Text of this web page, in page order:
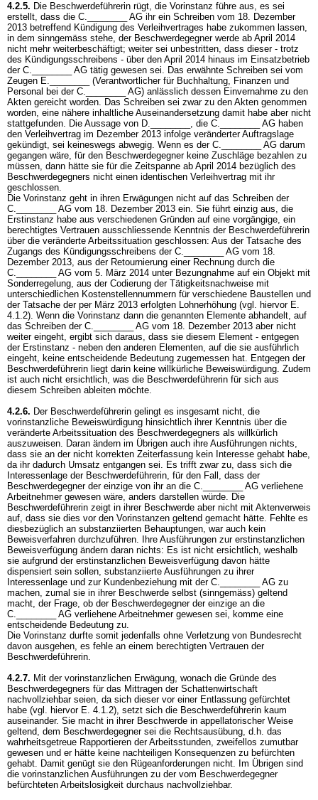
4.2.5. Die Beschwerdeführerin rügt, die Vorinstanz führe aus, es sei
erstellt, dass die C.________ AG ihr ein Schreiben vom 18. Dezember
2013 betreffend Kündigung des Verleihvertrages habe zukommen lassen,
in dem sinngemäss stehe, der Beschwerdegegner werde ab April 2014
nicht mehr weiterbeschäftigt; weiter sei unbestritten, dass dieser - trotz
des Kündigungsschreibens - über den April 2014 hinaus im Einsatzbetrieb
der C.________ AG tätig gewesen sei. Das erwähnte Schreiben sei vom
Zeugen E.________ (Verantwortlicher für Buchhaltung, Finanzen und
Personal bei der C.________ AG) anlässlich dessen Einvernahme zu den
Akten gereicht worden. Das Schreiben sei zwar zu den Akten genommen
worden, eine nähere inhaltliche Auseinandersetzung damit habe aber nicht
stattgefunden. Die Aussage von D.________, die C.________ AG haben
den Verleihvertrag im Dezember 2013 infolge veränderter Auftragslage
gekündigt, sei keineswegs abwegig. Wenn es der C.________ AG darum
gegangen wäre, für den Beschwerdegegner keine Zuschläge bezahlen zu
müssen, dann hätte sie für die Zeitspanne ab April 2014 bezüglich des
Beschwerdegegners nicht einen identischen Verleihvertrag mit ihr
geschlossen.
Die Vorinstanz geht in ihren Erwägungen nicht auf das Schreiben der
C.________ AG vom 18. Dezember 2013 ein. Sie führt einzig aus, die
Erstinstanz habe aus verschiedenen Gründen auf eine vorgängige, ein
berechtigtes Vertrauen ausschliessende Kenntnis der Beschwerdeführerin
über die veränderte Arbeitssituation geschlossen: Aus der Tatsache des
Zugangs des Kündigungsschreibens der C.________ AG vom 18.
Dezember 2013, aus der Retournierung einer Rechnung durch die
C.________ AG vom 5. März 2014 unter Bezungnahme auf ein Objekt mit
Sonderregelung, aus der Codierung der Tätigkeitsnachweise mit
unterschiedlichen Kostenstellennummern für verschiedene Baustellen und
der Tatsache der per März 2013 erfolgten Lohnerhöhung (vgl. hiervor E.
4.1.2). Wenn die Vorinstanz dann die genannten Elemente abhandelt, auf
das Schreiben der C.________ AG vom 18. Dezember 2013 aber nicht
weiter eingeht, ergibt sich daraus, dass sie diesem Element - entgegen
der Erstinstanz - neben den anderen Elementen, auf die sie ausführlich
eingeht, keine entscheidende Bedeutung zugemessen hat. Entgegen der
Beschwerdeführerin liegt darin keine willkürliche Beweiswürdigung. Zudem
ist auch nicht ersichtlich, was die Beschwerdeführerin für sich aus
diesem Schreiben ableiten möchte.
4.2.6. Der Beschwerdeführerin gelingt es insgesamt nicht, die
vorinstanzliche Beweiswürdigung hinsichtlich ihrer Kenntnis über die
veränderte Arbeitssituation des Beschwerdegegners als willkürlich
auszuweisen. Daran ändern im Übrigen auch ihre Ausführungen nichts,
dass sie an der nicht korrekten Zeiterfassung kein Interesse gehabt habe,
da ihr dadurch Umsatz entgangen sei. Es trifft zwar zu, dass sich die
Interessenlage der Beschwerdeführerin, für den Fall, dass der
Beschwerdegegner der einzige von ihr an die C.________ AG verliehene
Arbeitnehmer gewesen wäre, anders darstellen würde. Die
Beschwerdeführerin zeigt in ihrer Beschwerde aber nicht mit Aktenverweis
auf, dass sie dies vor den Vorinstanzen geltend gemacht hätte. Fehlte es
diesbezüglich an substanziierten Behauptungen, war auch kein
Beweisverfahren durchzuführen. Ihre Ausführungen zur erstinstanzlichen
Beweisverfügung ändern daran nichts: Es ist nicht ersichtlich, weshalb
sie aufgrund der erstinstanzlichen Beweisverfügung davon hätte
dispensiert sein sollen, substanziierte Ausführungen zu ihrer
Interessenlage und zur Kundenbeziehung mit der C.________ AG zu
machen, zumal sie in ihrer Beschwerde selbst (sinngemäss) geltend
macht, der Frage, ob der Beschwerdegegner der einzige an die
C.________ AG verliehene Arbeitnehmer gewesen sei, komme eine
entscheidende Bedeutung zu.
Die Vorinstanz durfte somit jedenfalls ohne Verletzung von Bundesrecht
davon ausgehen, es fehle an einem berechtigten Vertrauen der
Beschwerdeführerin.
4.2.7. Mit der vorinstanzlichen Erwägung, wonach die Gründe des
Beschwerdegegners für das Mittragen der Schattenwirtschaft
nachvollziehbar seien, da sich dieser vor einer Entlassung gefürchtet
habe (vgl. hiervor E. 4.1.2), setzt sich die Beschwerdeführerin kaum
auseinander. Sie macht in ihrer Beschwerde in appellatorischer Weise
geltend, dem Beschwerdegegner sei die Rechtsausübung, d.h. das
wahrheitsgetreue Rapportieren der Arbeitsstunden, zweifellos zumutbar
gewesen und er hätte keine nachteiligen Konsequenzen zu befürchten
gehabt. Damit genügt sie den Rügeanforderungen nicht. Im Übrigen sind
die vorinstanzlichen Ausführungen zu der vom Beschwerdegegner
befürchteten Arbeitslosigkeit durchaus nachvollziehbar.